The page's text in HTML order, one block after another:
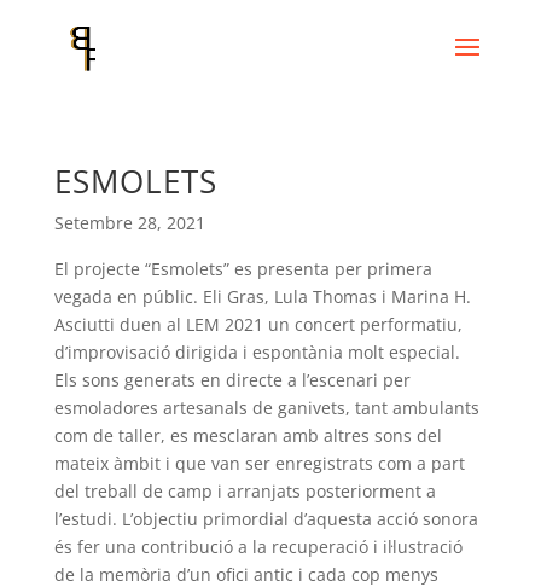
ESMOLETS
Setembre 28, 2021
El projecte “Esmolets” es presenta per primera
vegada en públic. Eli Gras, Lula Thomas i Marina H.
Asciutti duen al LEM 2021 un concert performatiu,
d’improvisació dirigida i espontània molt especial.
Els sons generats en directe a l’escenari per
esmoladores artesanals de ganivets, tant ambulants
com de taller, es mesclaran amb altres sons del
mateix àmbit i que van ser enregistrats com a part
del treball de camp i arranjats posteriorment a
l’estudi. L’objectiu primordial d’aquesta acció sonora
és fer una contribució a la recuperació i il·lustració
de la memòria d’un ofici antic i cada cop menys